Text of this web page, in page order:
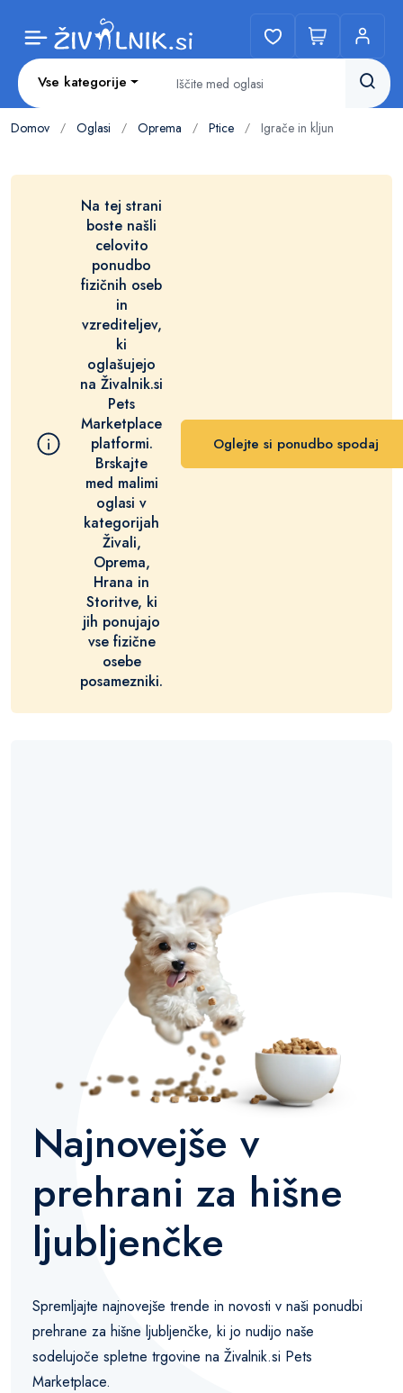
Vse kategorije
Domov / Oglasi / Oprema / Ptice / Igrače in kljun
Na tej strani
boste našli
celovito
ponudbo
fizičnih oseb
in
vzrediteljev,
ki
oglašujejo
na Živalnik.si
Pets
Marketplace
platformi.
Brskajte
med malimi
oglasi v
kategorijah
Živali,
Oprema,
Hrana in
Storitve, ki
jih ponujajo
vse fizične
osebe
posamezniki.
Oglejte si ponudbo spodaj
Najnovejše v
prehrani za hišne
ljubljenčke
Spremljajte najnovejše trende in novosti v naši ponudbi
prehrane za hišne ljubljenčke, ki jo nudijo naše
sodelujoče spletne trgovine na Živalnik.si Pets
Marketplace.